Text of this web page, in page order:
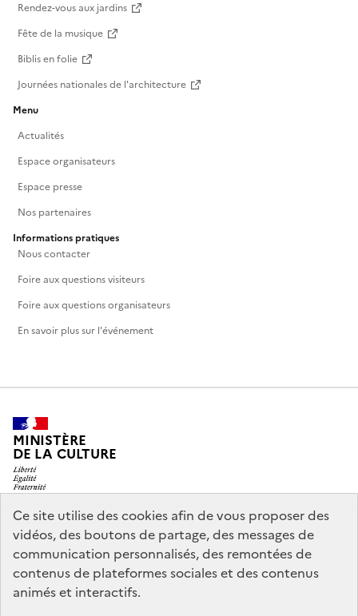
Ce site utilise des cookies afin de vous proposer des
vidéos, des boutons de partage, des messages de
communication personnalisés, des remontées de
contenus de plateformes sociales et des contenus
animés et interactifs.
Rendez-vous aux jardins
Fête de la musique
Biblis en folie
Journées nationales de l'architecture
Menu
Actualités
Espace organisateurs
Espace presse
Nos partenaires
Informations pratiques
Nous contacter
Foire aux questions visiteurs
Foire aux questions organisateurs
En savoir plus sur l'événement
MINISTÈRE
DE LA CULTURE
legifrance.gouv.fr
info.gouv.fr
service-public.gouv.fr
data.gouv.fr